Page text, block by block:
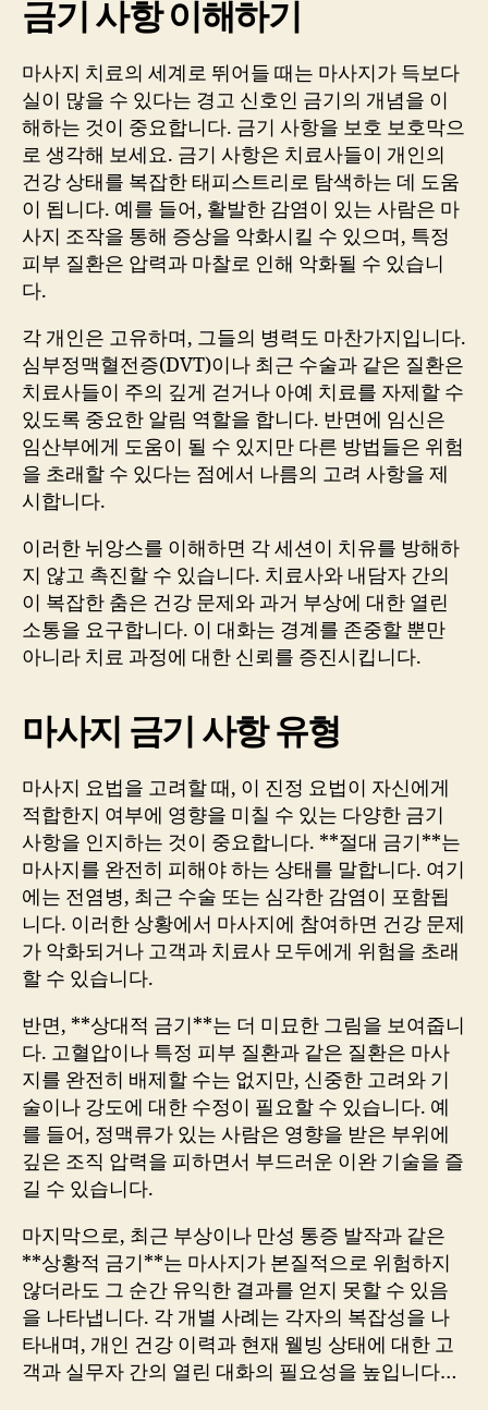
금기 사항 이해하기
마사지 치료의 세계로 뛰어들 때는 마사지가 득보다
실이 많을 수 있다는 경고 신호인 금기의 개념을 이
해하는 것이 중요합니다. 금기 사항을 보호 보호막으
로 생각해 보세요. 금기 사항은 치료사들이 개인의
건강 상태를 복잡한 태피스트리로 탐색하는 데 도움
이 됩니다. 예를 들어, 활발한 감염이 있는 사람은 마
사지 조작을 통해 증상을 악화시킬 수 있으며, 특정
피부 질환은 압력과 마찰로 인해 악화될 수 있습니
다.
각 개인은 고유하며, 그들의 병력도 마찬가지입니다.
심부정맥혈전증(DVT)이나 최근 수술과 같은 질환은
치료사들이 주의 깊게 걷거나 아예 치료를 자제할 수
있도록 중요한 알림 역할을 합니다. 반면에 임신은
임산부에게 도움이 될 수 있지만 다른 방법들은 위험
을 초래할 수 있다는 점에서 나름의 고려 사항을 제
시합니다.
이러한 뉘앙스를 이해하면 각 세션이 치유를 방해하
지 않고 촉진할 수 있습니다. 치료사와 내담자 간의
이 복잡한 춤은 건강 문제와 과거 부상에 대한 열린
소통을 요구합니다. 이 대화는 경계를 존중할 뿐만
아니라 치료 과정에 대한 신뢰를 증진시킵니다.
마사지 금기 사항 유형
마사지 요법을 고려할 때, 이 진정 요법이 자신에게
적합한지 여부에 영향을 미칠 수 있는 다양한 금기
사항을 인지하는 것이 중요합니다. **절대 금기**는
마사지를 완전히 피해야 하는 상태를 말합니다. 여기
에는 전염병, 최근 수술 또는 심각한 감염이 포함됩
니다. 이러한 상황에서 마사지에 참여하면 건강 문제
가 악화되거나 고객과 치료사 모두에게 위험을 초래
할 수 있습니다.
반면, **상대적 금기**는 더 미묘한 그림을 보여줍니
다. 고혈압이나 특정 피부 질환과 같은 질환은 마사
지를 완전히 배제할 수는 없지만, 신중한 고려와 기
술이나 강도에 대한 수정이 필요할 수 있습니다. 예
를 들어, 정맥류가 있는 사람은 영향을 받은 부위에
깊은 조직 압력을 피하면서 부드러운 이완 기술을 즐
길 수 있습니다.
마지막으로, 최근 부상이나 만성 통증 발작과 같은
**상황적 금기**는 마사지가 본질적으로 위험하지
않더라도 그 순간 유익한 결과를 얻지 못할 수 있음
을 나타냅니다. 각 개별 사례는 각자의 복잡성을 나
타내며, 개인 건강 이력과 현재 웰빙 상태에 대한 고
객과 실무자 간의 열린 대화의 필요성을 높입니다…